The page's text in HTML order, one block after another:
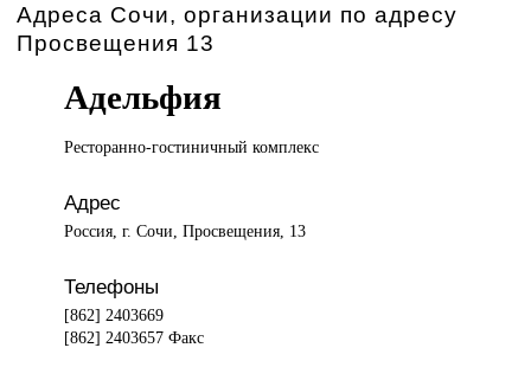
Адреса Сочи, организации по адресу
Просвещения 13
Адельфия
Ресторанно-гостиничный комплекс
Адрес
Россия, г. Сочи, Просвещения, 13
Телефоны
[862] 2403669
[862] 2403657 Факс